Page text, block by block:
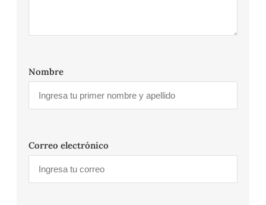
Nombre
Correo electrónico